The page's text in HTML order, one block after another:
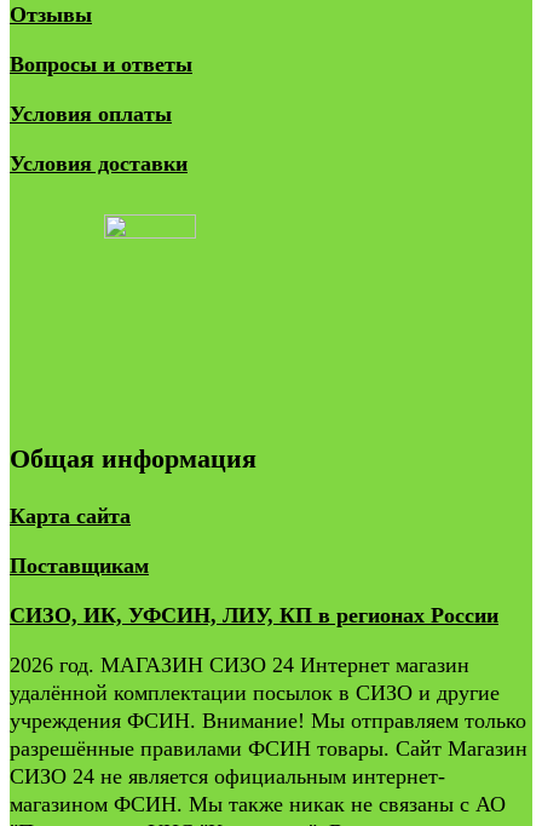
Отзывы
Вопросы и ответы
Условия оплаты
Условия доставки
Общая информация
Карта сайта
Поставщикам
СИЗО, ИК, УФСИН, ЛИУ, КП в регионах России
2026 год. МАГАЗИН СИЗО 24 Интернет магазин
удалённой комплектации посылок в СИЗО и другие
учреждения ФСИН. Внимание! Мы отправляем только
разрешённые правилами ФСИН товары. Сайт Магазин
СИЗО 24 не является официальным интернет-
магазином ФСИН. Мы также никак не связаны с АО